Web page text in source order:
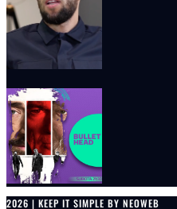
2026 | KEEP IT SIMPLE BY NEOWEB